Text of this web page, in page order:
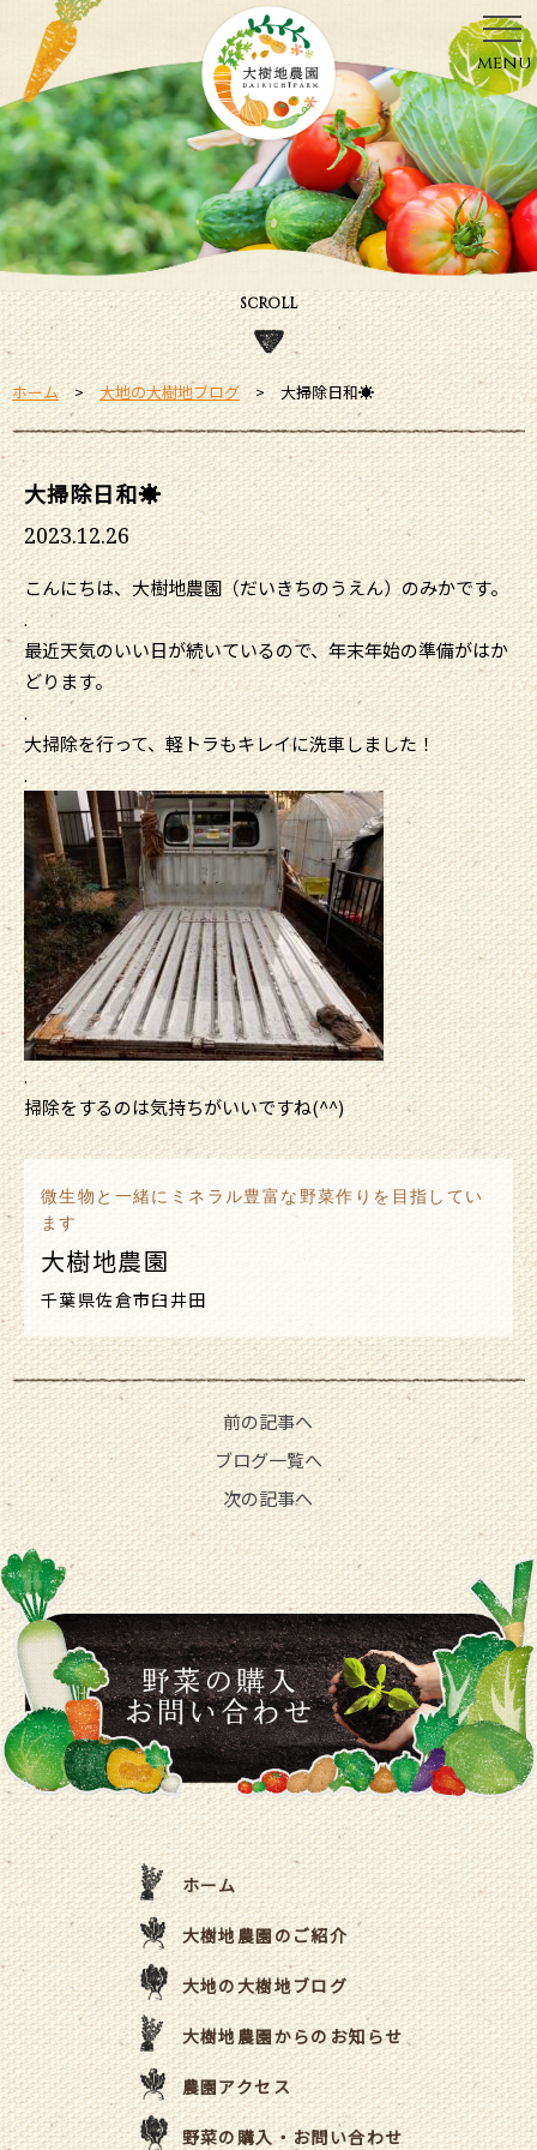
menu
SCROLL
ホーム 大地の大樹地ブログ 大掃除日和☀
大掃除日和☀
2023.12.26
こんにちは、大樹地農園（だいきちのうえん）のみかです。
.
最近天気のいい日が続いているので、年末年始の準備がはか
どります。
.
大掃除を行って、軽トラもキレイに洗車しました！
.
.
掃除をするのは気持ちがいいですね(^^)
微生物と一緒にミネラル豊富な野菜作りを目指してい
ます
大樹地農園
千葉県佐倉市臼井田
前の記事へ
ブログ一覧へ
次の記事へ
ホーム
大樹地農園のご紹介
大地の大樹地ブログ
大樹地農園からのお知らせ
農園アクセス
野菜の購入・お問い合わせ